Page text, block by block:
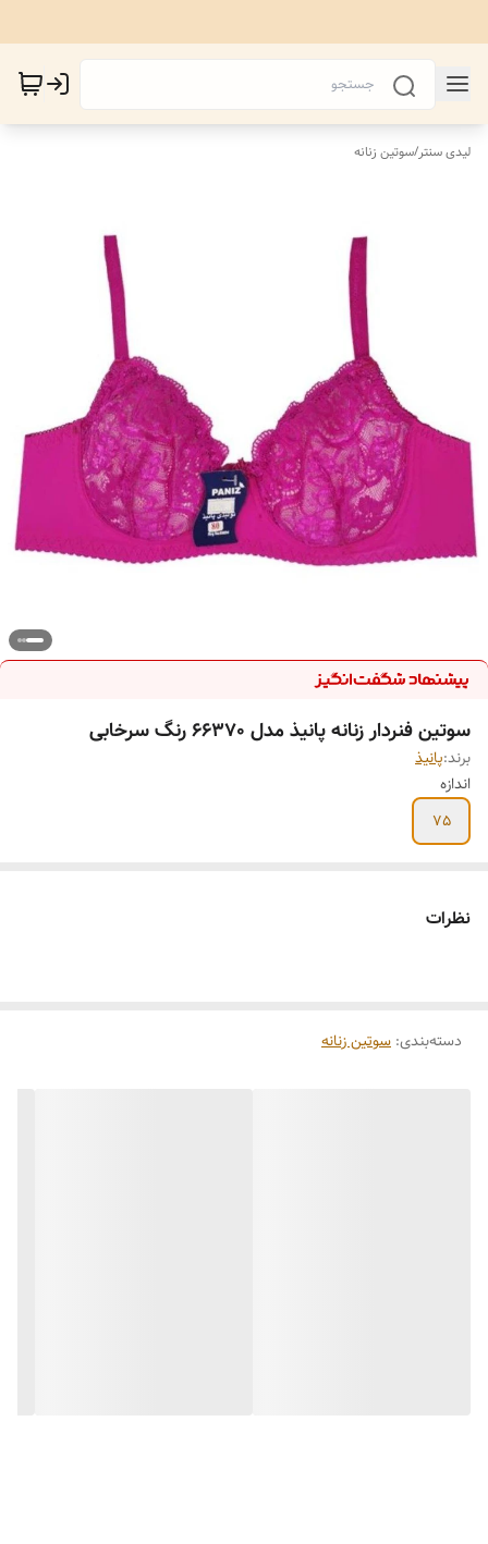
لیدی سنتر/سوتین زنانه
سوتین فنردار زنانه پانیذ مدل 66370 رنگ سرخابی
برند:پانیذ
اندازه
75
نظرات
دسته‌بندی: سوتین زنانه